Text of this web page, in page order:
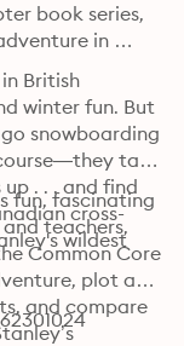
book series,
in
British
winter fun. But
snowboarding
take
. . . and find
cross-
wildest
fun, fascinating
teachers,
Common Core
plot and
and compare